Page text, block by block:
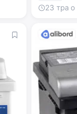
23 тра о